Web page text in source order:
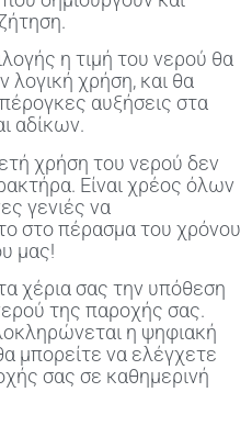
η τιμή του νερού θα
λογική χρήση, και θα
αυξήσεις στα
αδίκων.
χρήση του νερού δεν
Είναι χρέος όλων
γενιές να
στο πέρασμα του χρόνου
μας!
χέρια σας την υπόθεση
της παροχής σας.
η ψηφιακή
μπορείτε να ελέγχετε
σας σε καθημερινή